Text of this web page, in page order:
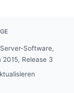
Software,
2015, Release 3